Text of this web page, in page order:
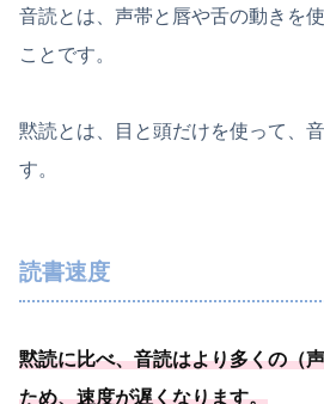
音読とは、声帯と唇や舌の動きを
ことです。
黙読とは、目と頭だけを使って、
す。
読書速度
黙読に比べ、音読はより多くの（
ため、速度が遅くなります。